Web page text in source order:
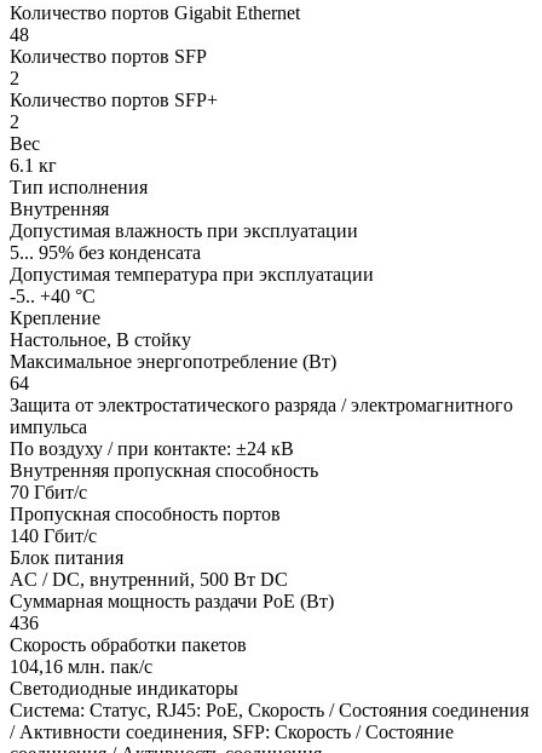
Количество портов Gigabit Ethernet
48
Количество портов SFP
2
Количество портов SFP+
2
Вес
6.1 кг
Тип исполнения
Внутренняя
Допустимая влажность при эксплуатации
5... 95% без конденсата
Допустимая температура при эксплуатации
-5.. +40 °C
Крепление
Настольное, В стойку
Максимальное энергопотребление (Вт)
64
Защита от электростатического разряда / электромагнитного
импульса
По воздуху / при контакте: ±24 кВ
Внутренняя пропускная способность
70 Гбит/c
Пропускная способность портов
140 Гбит/c
Блок питания
AC / DC, внутренний, 500 Вт DC
Суммарная мощность раздачи PoE (Вт)
436
Скорость обработки пакетов
104,16 млн. пак/с
Светодиодные индикаторы
Система: Статус, RJ45: PoE, Скорость / Состояния соединения
/ Активности соединения, SFP: Скорость / Состояние